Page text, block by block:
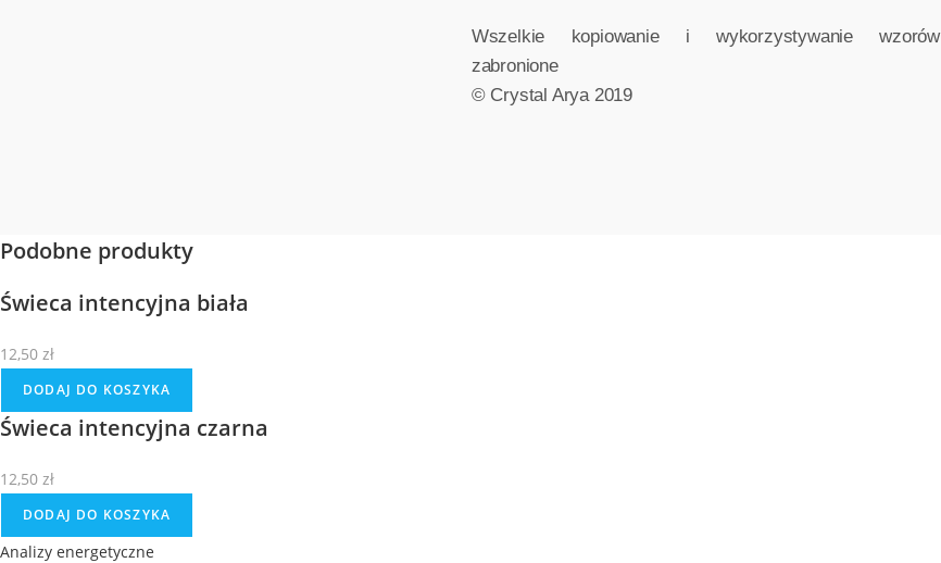
Wszelkie kopiowanie i wykorzystywanie wzorów
zabronione
© Crystal Arya 2019
Podobne produkty
Świeca intencyjna biała
12,50 zł
DODAJ DO KOSZYKA
Świeca intencyjna czarna
12,50 zł
DODAJ DO KOSZYKA
Analizy energetyczne